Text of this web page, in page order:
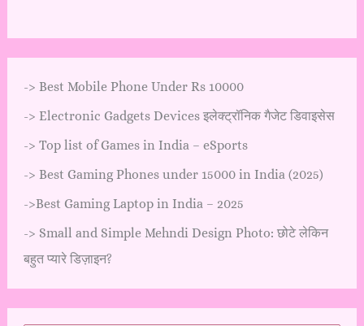
-> Best Mobile Phone Under Rs 10000
-> Electronic Gadgets Devices इलेक्ट्रॉनिक गैजेट डिवाइसेस
-> Top list of Games in India – eSports
-> Best Gaming Phones under 15000 in India (2025)
->Best Gaming Laptop in India – 2025
-> Small and Simple Mehndi Design Photo: छोटे लेकिन
बहुत प्यारे डिज़ाइन?